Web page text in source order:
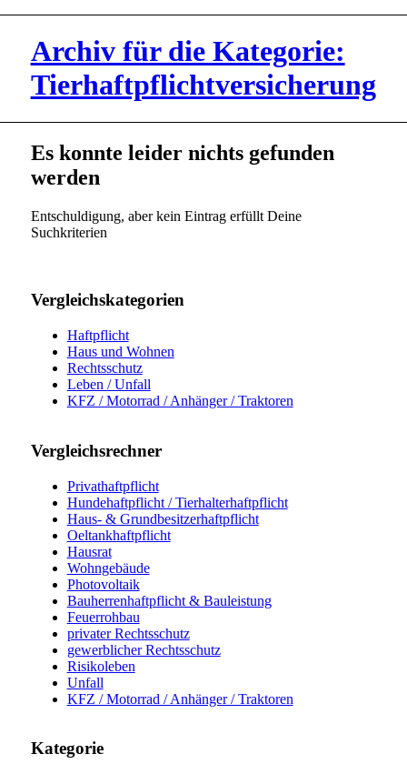
Archiv für die Kategorie:
Tierhaftpflichtversicherung
Es konnte leider nichts gefunden
werden
Entschuldigung, aber kein Eintrag erfüllt Deine
Suchkriterien
Vergleichskategorien
Haftpflicht
Haus und Wohnen
Rechtsschutz
Leben / Unfall
KFZ / Motorrad / Anhänger / Traktoren
Vergleichsrechner
Privathaftpflicht
Hundehaftpflicht / Tierhalterhaftpflicht
Haus- & Grundbesitzerhaftpflicht
Oeltankhaftpflicht
Hausrat
Wohngebäude
Photovoltaik
Bauherrenhaftpflicht & Bauleistung
Feuerrohbau
privater Rechtsschutz
gewerblicher Rechtsschutz
Risikoleben
Unfall
KFZ / Motorrad / Anhänger / Traktoren
Kategorie